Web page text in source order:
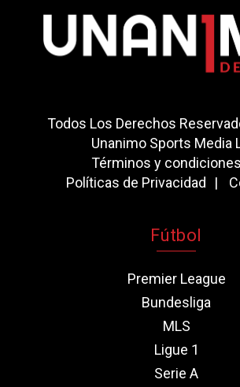
Todos Los Derechos
Unanimo Sports Media
Términos y condiciones
Políticas de Privacidad
Fútbol
Premier League
Bundesliga
MLS
Ligue 1
Serie A